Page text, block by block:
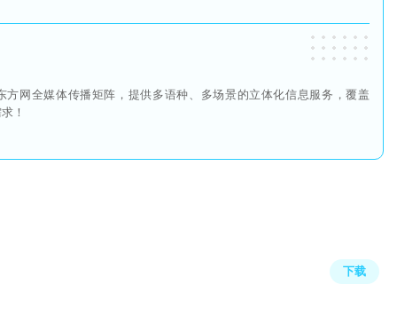
网全媒体传播矩阵，提供多语种、多场景的立体化信息服务，覆盖
！
下载